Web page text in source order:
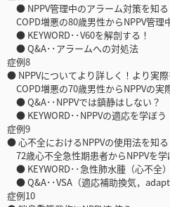
● NPPV管理中のアラーム対策を知る
COPD増悪の80歳男性からNPPV管理
● KEYWORD･･V60を解剖する！
● Q&A･･アラームへの対処法
症例8
● NPPVについてより詳しく！より実際
COPD増悪の70歳男性からNPPVの実
● Q&A･･NPPVでは鎮静はしない？
● KEYWORD･･NPPVの適応を学ぼう
症例9
● 心不全におけるNPPVの使用法を知る
72歳心不全急性期患者からNPPVを学
● KEYWORD･･急性肺水腫（心不全
● Q&A･･VSA（適応補助換気，
症例10